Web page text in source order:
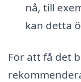
nå, till
kan detta
För att få det